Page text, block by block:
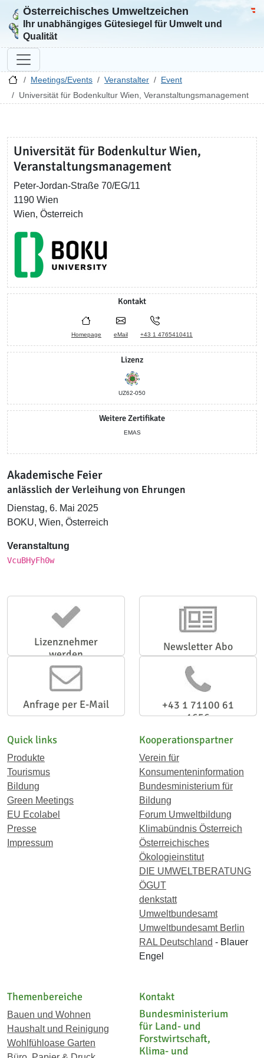
Zur Startseite
Österreichisches Umweltzeichen
Ihr unabhängiges Gütesiegel für Umwelt und
Qualität
Meetings/Events Veranstalter
Event
Universität für Bodenkultur Wien, Veranstaltungsmanagement
Universität für Bodenkultur Wien,
Veranstaltungsmanagement
Peter-Jordan-Straße 70/EG/11
1190 Wien
Wien, Österreich
Kontakt
Homepage eMail +43 1 4765410411
Lizenz
UZ62-050
Weitere Zertifikate
EMAS
Akademische Feier
anlässlich der Verleihung von Ehrungen
Dienstag, 6. Mai 2025
BOKU, Wien, Österreich
Veranstaltung
VcuBHyFh0w
Lizenznehmer
werden
Newsletter Abo
Anfrage per E-Mail
+43 1 71100 61
1656
Quick links
Produkte
Tourismus
Bildung
Green Meetings
EU Ecolabel
Presse
Impressum
Kooperationspartner
Verein für
Konsumenteninformation
Bundesministerium für
Bildung
Forum Umweltbildung
Klimabündnis Österreich
Österreichisches
Ökologieinstitut
DIE UMWELTBERATUNG
ÖGUT
denkstatt
Umweltbundesamt
Umweltbundesamt Berlin
RAL Deutschland - Blauer
Engel
Themenbereiche
Bauen und Wohnen
Haushalt und Reinigung
Wohlfühloase Garten
Kontakt
Bundesministerium
für Land- und
Forstwirtschaft,
Klima- und